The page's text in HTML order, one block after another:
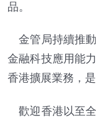
品。
金管局持續推
金融科技應用能
香港擴展業務，
歡迎香港以至